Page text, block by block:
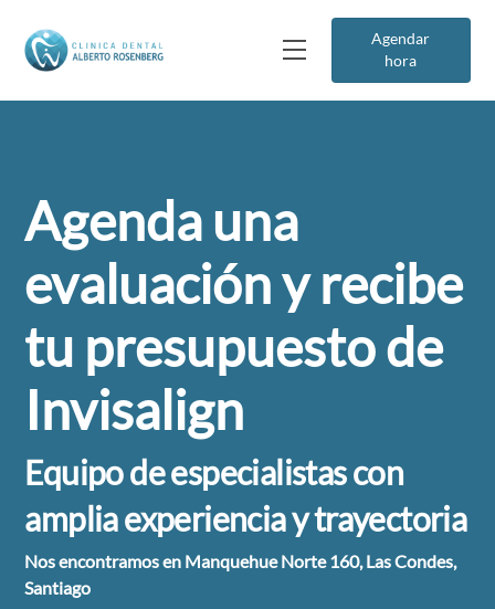
Agendar
hora
Agenda una
evaluación y recibe
tu presupuesto de
Invisalign
Equipo de especialistas con
amplia experiencia y trayectoria
Nos encontramos en Manquehue Norte 160, Las Condes,
Santiago